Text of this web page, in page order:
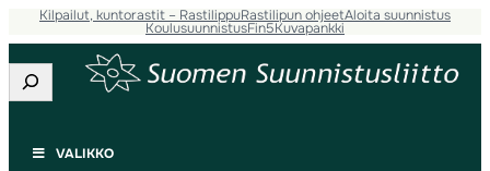
Kilpailut, kuntorastit – RastilippuRastilipun ohjeetAloita suunnistus
KoulusuunnistusFin5Kuvapankki
Etsi
VALIKKO